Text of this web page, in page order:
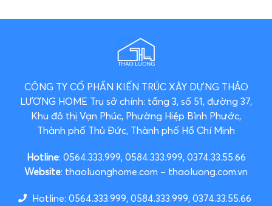
CÔNG TY CỔ PHẦN KIẾN TRÚC XÂY DỰNG THẢO
LƯƠNG HOME Trụ sở chính: tầng 3, số 51, đường 37,
Khu đô thị Vạn Phúc, Phường Hiệp Bình Phước,
Thành phố Thủ Đức, Thành phố Hồ Chí Minh
Hotline: 0564.333.999, 0584.333.999, 0374.33.55.66
Website: thaoluonghome.com – thaoluong.com.vn
Hotline: 0564.333.999, 0584.333.999, 0374.33.55.66